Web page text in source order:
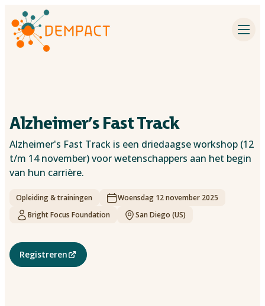
Impactpartners
Dementieonderzoek
Contact
Over Dempact
Alzheimer’s Fast Track
Alzheimer's Fast Track is een driedaagse workshop (12
t/m 14 november) voor wetenschappers aan het begin
van hun carrière.
Opleiding & trainingen
Woensdag 12 november 2025
Bright Focus Foundation
San Diego (US)
Registreren